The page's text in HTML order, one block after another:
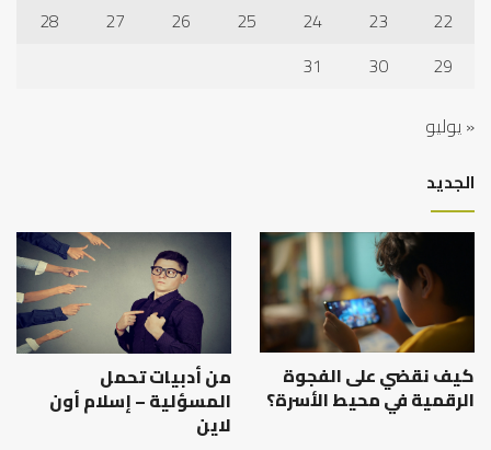
22
23
24
25
26
27
28
29
30
31
« يوليو
الجديد
كيف نقضي على الفجوة
الرقمية في محيط الأسرة؟
من أدبيات تحمل
المسؤلية – إسلام أون
لاين